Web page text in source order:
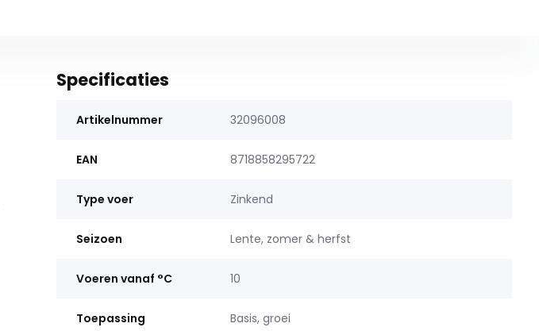
Specificaties
Artikelnummer 32096008
EAN 8718858295722
Type voer Zinkend
Seizoen Lente, zomer & herfst
Voeren vanaf °C 10
Toepassing Basis, groei